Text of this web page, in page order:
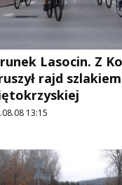
Lasocin. Z
rajd
13:15